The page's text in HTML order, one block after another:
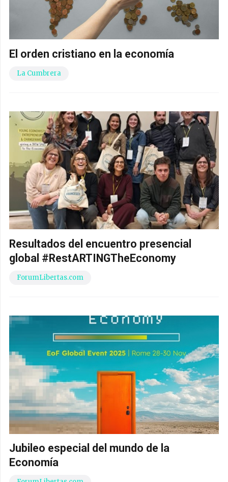
El orden cristiano en la economía
La Cumbrera
Resultados del encuentro presencial
global #RestARTINGTheEconomy
ForumLibertas.com
Jubileo especial del mundo de la
Economía